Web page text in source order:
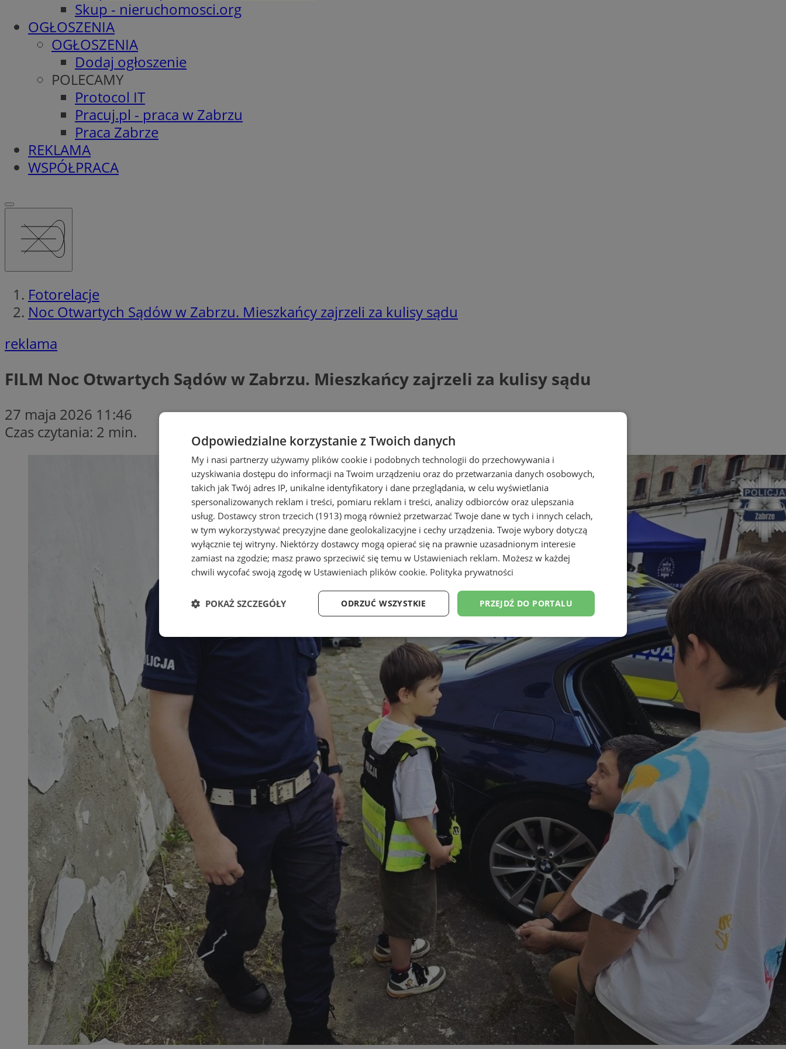
Skup - nieruchomosci.org
OGŁOSZENIA
OGŁOSZENIA
Dodaj ogłoszenie
POLECAMY
Protocol IT
Pracuj.pl - praca w Zabrzu
Praca Zabrze
REKLAMA
WSPÓŁPRACA
Fotorelacje
Noc Otwartych Sądów w Zabrzu. Mieszkańcy zajrzeli za kulisy sądu
reklama
FILM Noc Otwartych Sądów w Zabrzu. Mieszkańcy zajrzeli za kulisy sądu
27 maja 2026 11:46
Czas czytania: 2 min.
Odpowiedzialne korzystanie z Twoich danych
My i nasi partnerzy używamy plików cookie i podobnych technologii do przechowywania i
uzyskiwania dostępu do informacji na Twoim urządzeniu oraz do przetwarzania danych osobowych,
takich jak Twój adres IP, unikalne identyfikatory i dane przeglądania, w celu wyświetlania
spersonalizowanych reklam i treści, pomiaru reklam i treści, analizy odbiorców oraz ulepszania
usług. Dostawcy stron trzecich (1913) mogą również przetwarzać Twoje dane w tych i innych celach,
w tym wykorzystywać precyzyjne dane geolokalizacyjne i cechy urządzenia. Twoje wybory dotyczą
wyłącznie tej witryny. Niektórzy dostawcy mogą opierać się na prawnie uzasadnionym interesie
zamiast na zgodzie; masz prawo sprzeciwić się temu w Ustawieniach reklam. Możesz w każdej
chwili wycofać swoją zgodę w Ustawieniach plików cookie. Polityka prywatności
PRZEJDŹ DO PORTALU
ODRZUĆ WSZYSTKIE
POKAŻ SZCZEGÓŁY
Niezbędne Wydajność Targetowanie Funkcjonalność Niesklasyfikowane
Wydajność Targetowanie Funkcjonalność Niesklasyfikowane
Niezbędne pliki cookie umożliwiają korzystanie z podstawowych funkcji strony internetowej, takich jak logowanie użytkownika i
zarządzanie kontem. Bez niezbędnych plików cookie nie można prawidłowo korzystać ze strony internetowej.
Provider
Domena
Okres
przechowywania
SessID zabrze.com.pl 1 rok
Ten plik cookie przechowuje identyfikator sesji.
QeSessID
zabrze.com.pl 1 rok
Ten plik cookie przechowuje identyfikator sesji.
MvSessID
zabrze.com.pl 1 rok
Ten plik cookie przechowuje identyfikator sesji.
29 minut 53
sekundy
Ten plik cookie służy do rozróżniania ludzi i botów. Jest
to korzystne dla strony internetowej, ponieważ
umożliwia tworzenie ważnych raportów na temat
korzystania z jej witryny internetowej.
__cf_bm
.twitter.com
sekund
Ten plik cookie służy do rozróżniania ludzi i botów. Jest
to korzystne dla strony internetowej, ponieważ
umożliwia tworzenie ważnych raportów na temat
korzystania z jej witryny internetowej.
CookieScriptConsent
CookieScript
zabrze.com.pl
4 tygodnie 2 dni
Ten plik cookie jest używany przez usługę Cookie-
Script.com do zapamiętywania preferencji dotyczących
zgody użytkownika na pliki cookie. Jest to konieczne,
aby baner cookie Cookie-Script.com działał poprawnie.
VISITOR_PRIVACY_METADATA
.youtube.com
5 miesięcy 4
tygodnie
Ten plik cookie przechowuje informacje o zgodzie
użytkownika oraz jego preferencjach dotyczących
prywatności podczas korzystania z witryny. Rejestruje
wybory dotyczące polityki prywatności i ustawień
zgody, zapewniając ich przestrzeganie w kolejnych
wizytach. Dzięki temu użytkownik nie musi ponownie
konfigurować swoich preferencji, co zwiększa wygodę i
zgodność z regulacjami ochrony danych.
Google Privacy Policy